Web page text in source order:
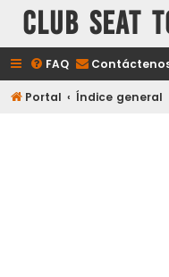
Club Seat
FAQ
Portal Índice general